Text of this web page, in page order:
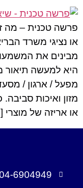
פרשה טכנית – מה
או נציגי משרד
מבינים את
היא למעשה תיאור
מפעל / ארגון /
מזון ואיכות
או אריזה של
6904949